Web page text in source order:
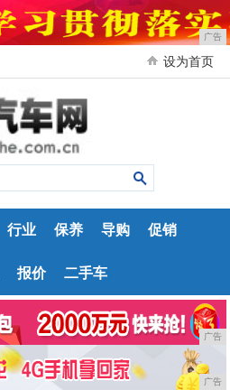
广告
设为首页
行业 保养 导购 促销
报价 二手车
广告
广告